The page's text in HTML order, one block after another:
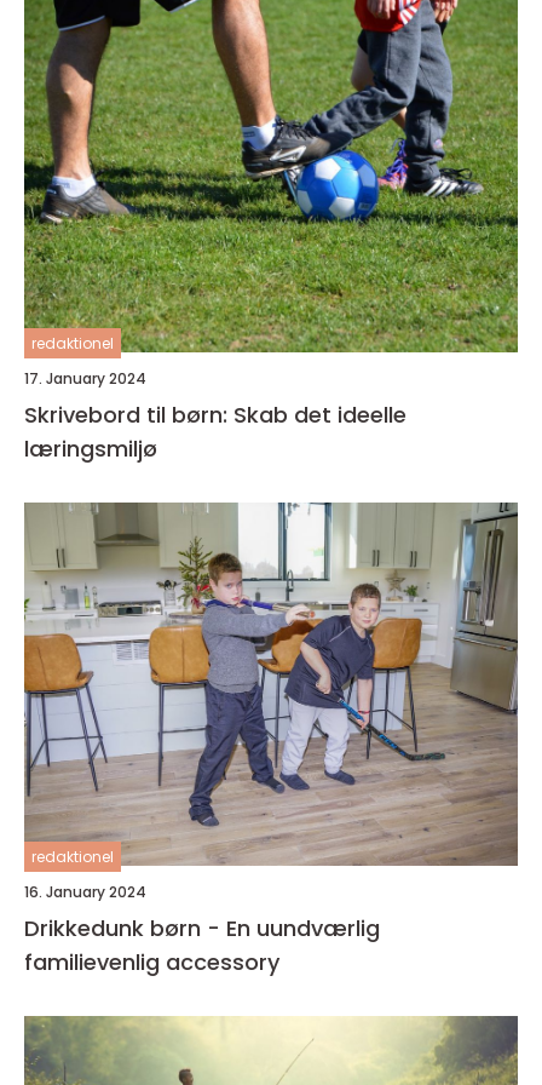
redaktionel
17. January 2024
Skrivebord til børn: Skab det ideelle
læringsmiljø
redaktionel
16. January 2024
Drikkedunk børn - En uundværlig
familievenlig accessory